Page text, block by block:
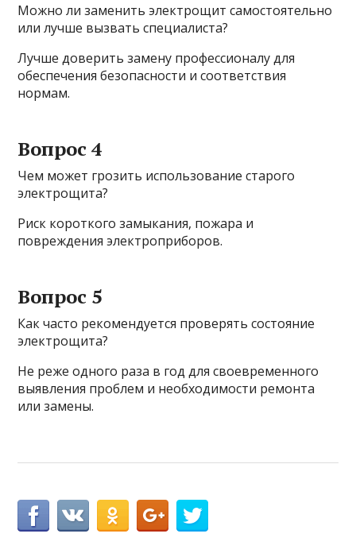
Можно ли заменить электрощит самостоятельно
или лучше вызвать специалиста?
Лучше доверить замену профессионалу для
обеспечения безопасности и соответствия
нормам.
Вопрос 4
Чем может грозить использование старого
электрощита?
Риск короткого замыкания, пожара и
повреждения электроприборов.
Вопрос 5
Как часто рекомендуется проверять состояние
электрощита?
Не реже одного раза в год для своевременного
выявления проблем и необходимости ремонта
или замены.